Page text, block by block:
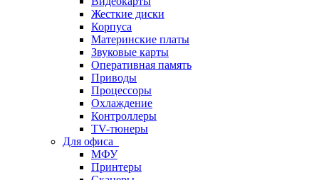
Жесткие диски
Корпуса
Материнские платы
Звуковые карты
Оперативная память
Приводы
Процессоры
Охлаждение
Контроллеры
TV-тюнеры
Для офиса
МФУ
Принтеры